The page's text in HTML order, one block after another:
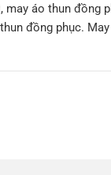
may áo thun đồng
đồng phục.